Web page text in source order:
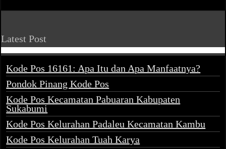
Latest Post
Kode Pos 16161: Apa Itu dan Apa Manfaatnya?
Pondok Pinang Kode Pos
Kode Pos Kecamatan Pabuaran Kabupaten
Sukabumi
Kode Pos Kelurahan Padaleu Kecamatan Kambu
Kode Pos Kelurahan Tuah Karya